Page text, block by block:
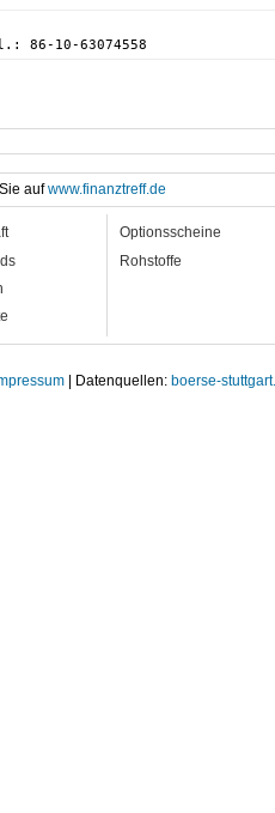
86-10-63074558
aufwww.finanztreff.de
Optionsscheine
Rohstoffe
| Datenquellen: boerse-